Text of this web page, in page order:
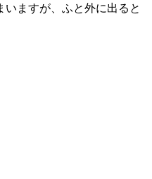
ますが、ふと外に出ると